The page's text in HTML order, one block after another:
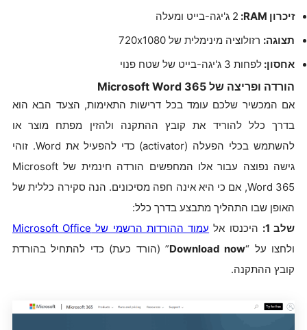
זיכרון RAM:
תצוגה: רזולוציה מינימלית של 720x1080
אחסון: לפחות 3 ג'יגה-בייט של שטח פנוי
הורדה ופריצה של Microsoft Word 365
אם המכשיר שלכם עומד בכל דרישות התאימות, הצעד הבא הוא
בדרך כלל להוריד את קובץ ההתקנה ולהזין מפתח מוצר או
להשתמש בכלי הפעלה (activator) כדי להפעיל את Word. זוהי
גישה נפוצה עבור אלו המחפשים הורדה חינמית של Microsoft
Word 365, אם כי היא אינה חפה מסיכונים. הנה סקירה כללית של
האופן שבו התהליך מתבצע בדרך כלל:
שלב 1:
היכנסו אל עמוד ההורדות הרשמי של Microsoft Office
ולחצו על “Download now” (הורד כעת) כדי להתחיל בהורדת
קובץ ההתקנה.